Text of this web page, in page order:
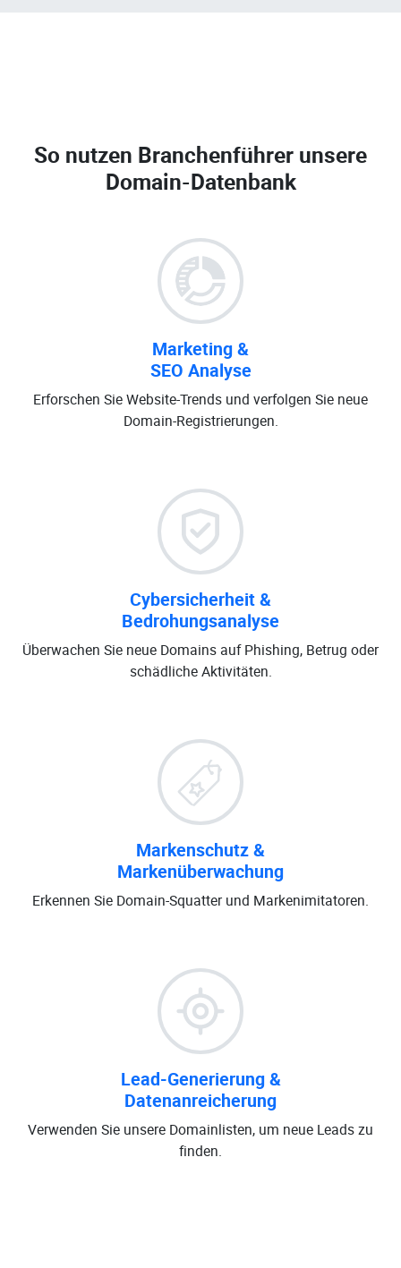
So nutzen Branchenführer unsere
Domain-Datenbank
Marketing &
SEO Analyse
Erforschen Sie Website-Trends und verfolgen Sie neue
Domain-Registrierungen.
Cybersicherheit &
Bedrohungsanalyse
Überwachen Sie neue Domains auf Phishing, Betrug oder
schädliche Aktivitäten.
Markenschutz &
Markenüberwachung
Erkennen Sie Domain-Squatter und Markenimitatoren.
Lead-Generierung &
Datenanreicherung
Verwenden Sie unsere Domainlisten, um neue Leads zu
finden.